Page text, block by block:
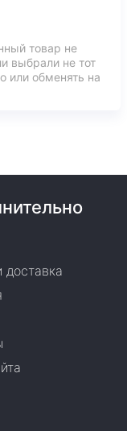
товар не
выбрали не тот
или обменять на
доставка